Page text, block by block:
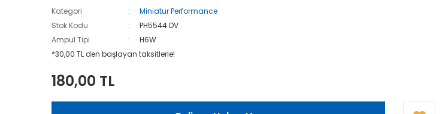
Kategori
Miniatur Performance
Stok Kodu
PH5544 DV
Ampul Tipi
H6W
*30,00 TL den başlayan taksitlerle!
180,00 TL